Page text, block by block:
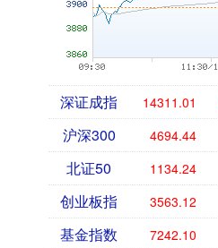
深证成指 14311.01
沪深300 4694.44
北证50 1134.24
创业板指 3563.12
基金指数 7242.10